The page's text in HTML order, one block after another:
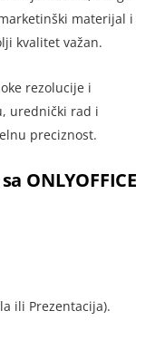
materijal i
kvalitet važan.
rezolucije i
urednički rad i
preciznost.
ONLYOFFICE
ili Prezentacija).